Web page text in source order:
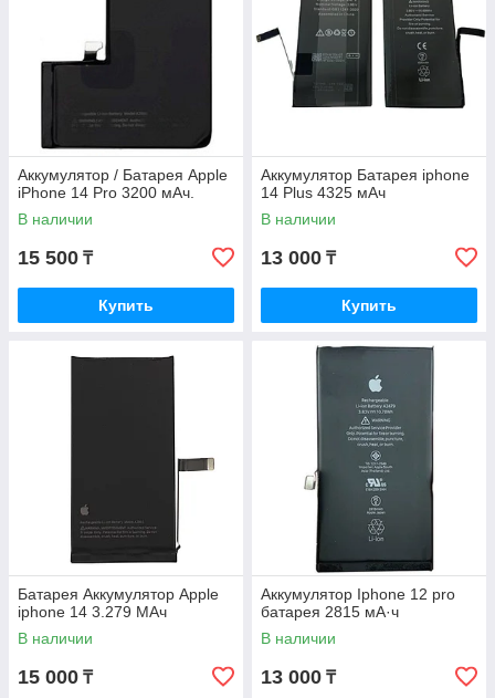
Аккумулятор / Батарея Apple
iPhone 14 Pro 3200 мАч.
В наличии
15 500 ₸
Купить
Аккумулятор Батарея iphone
14 Plus 4325 мАч
В наличии
13 000 ₸
Купить
Батарея Аккумулятор Apple
iphone 14 3.279 МАч
В наличии
15 000 ₸
Аккумулятор Iphone 12 pro
батарея 2815 мА·ч
В наличии
13 000 ₸